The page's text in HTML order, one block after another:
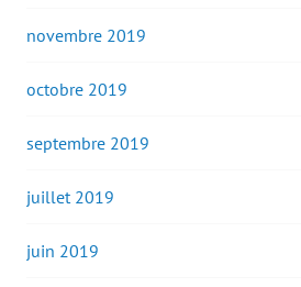
novembre 2019
octobre 2019
septembre 2019
juillet 2019
juin 2019